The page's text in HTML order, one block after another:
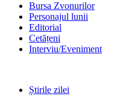
Bursa Zvonurilor
Personajul lunii
Editorial
Cetățeni
Interviu/Eveniment
Știrile zilei